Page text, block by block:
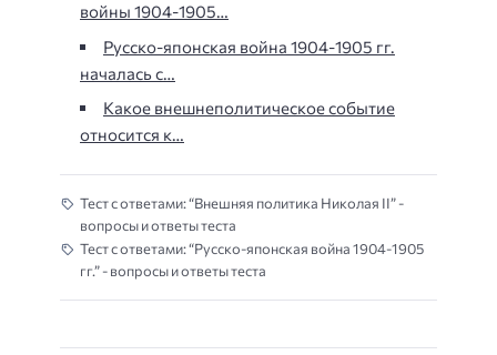
войны 1904-1905…
Русско-японская война 1904-1905 гг.
началась с…
Какое внешнеполитическое событие
относится к…
Тест с ответами: “Внешняя политика Николая II” -
вопросы и ответы теста
Тест с ответами: “Русско-японская война 1904-1905
гг.” - вопросы и ответы теста